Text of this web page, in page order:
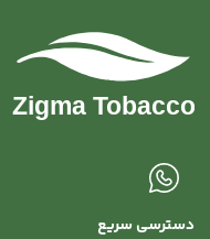
دسترسی سریع